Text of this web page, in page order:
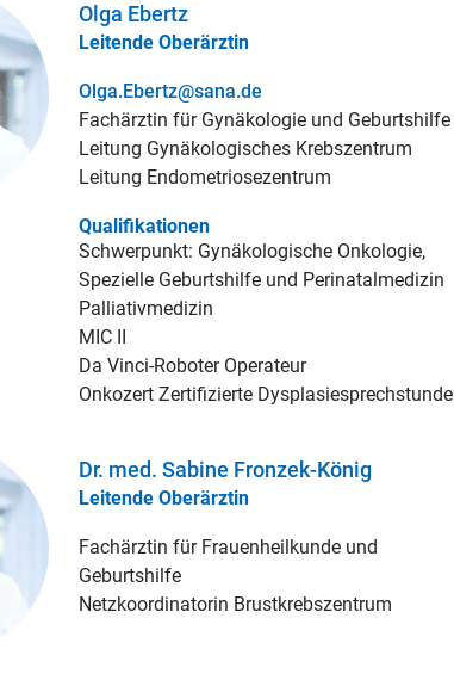
Olga Ebertz
Leitende Oberärztin
Olga.Ebertz@sana.de
Fachärztin für Gynäkologie und Geburtshilfe
Leitung Gynäkologisches Krebszentrum
Leitung Endometriosezentrum
Qualifikationen
Schwerpunkt: Gynäkologische Onkologie,
Spezielle Geburtshilfe und Perinatalmedizin
Palliativmedizin
MIC II
Da Vinci-Roboter Operateur
Onkozert Zertifizierte Dysplasiesprechstunde
Dr. med. Sabine Fronzek-König
Leitende Oberärztin
Fachärztin für Frauenheilkunde und
Geburtshilfe
Netzkoordinatorin Brustkrebszentrum